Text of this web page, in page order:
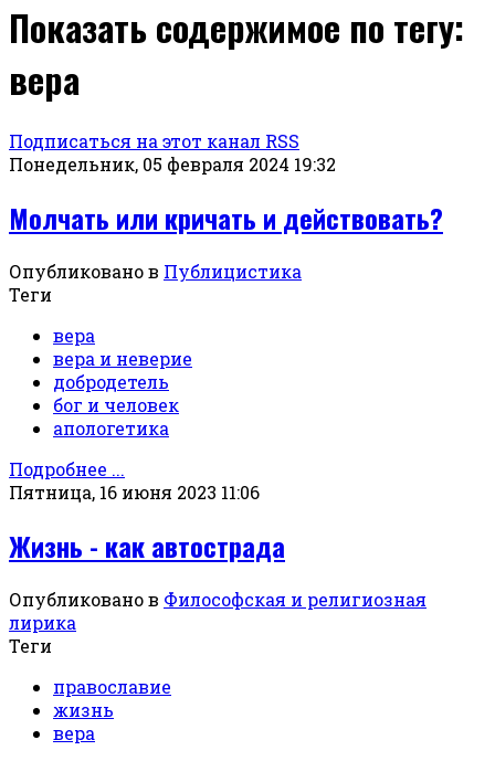
Показать содержимое по тегу:
вера
Подписаться на этот канал RSS
Понедельник, 05 февраля 2024 19:32
Молчать или кричать и действовать?
Опубликовано в Публицистика
Теги
вера
вера и неверие
добродетель
бог и человек
апологетика
Подробнее ...
Пятница, 16 июня 2023 11:06
Жизнь - как автострада
Опубликовано в Философская и религиозная
лирика
Теги
православие
жизнь
вера